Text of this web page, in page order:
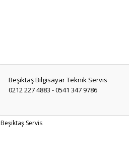
Beşiktaş Bilgisayar Teknik Servis
0212 227 4883 - 0541 347 9786
Beşiktaş Servis